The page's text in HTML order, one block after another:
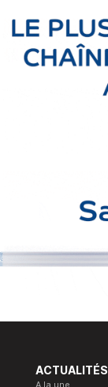
ACTUALITÉS
A la une